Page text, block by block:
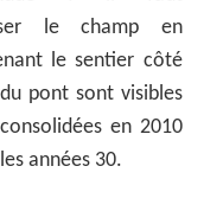
le champ en
le sentier côté
pont sont visibles
en 2010
années 30.